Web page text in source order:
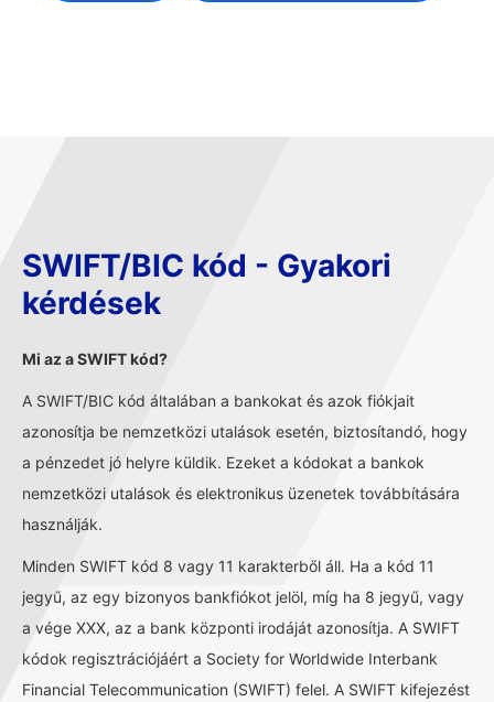
SWIFT/BIC kód - Gyakori
kérdések
Mi az a SWIFT kód?
A SWIFT/BIC kód általában a bankokat és azok fiókjait
azonosítja be nemzetközi utalások esetén, biztosítandó, hogy
a pénzedet jó helyre küldik. Ezeket a kódokat a bankok
nemzetközi utalások és elektronikus üzenetek továbbítására
használják.
Minden SWIFT kód 8 vagy 11 karakterből áll. Ha a kód 11
jegyű, az egy bizonyos bankfiókot jelöl, míg ha 8 jegyű, vagy
a vége XXX, az a bank központi irodáját azonosítja. A SWIFT
kódok regisztrációjáért a Society for Worldwide Interbank
Financial Telecommunication (SWIFT) felel. A SWIFT kifejezést